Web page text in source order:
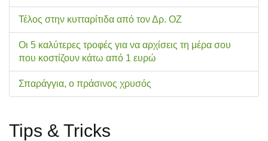
Τέλος στην κυτταρίτιδα από τον Δρ. ΟΖ
Οι 5 καλύτερες τροφές για να αρχίσεις τη μέρα σου
που κοστίζουν κάτω από 1 ευρώ
Σπαράγγια, ο πράσινος χρυσός
Tips & Tricks